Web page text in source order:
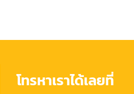
โทรหาเราได้เลยที่